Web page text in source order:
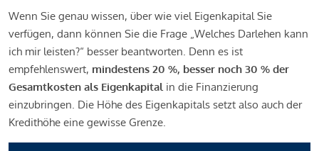
Wenn Sie genau wissen, über wie viel Eigenkapital Sie
verfügen, dann können Sie die Frage „Welches Darlehen kann
ich mir leisten?“ besser beantworten. Denn es ist
empfehlenswert, mindestens 20 %, besser noch 30 % der
Gesamtkosten als Eigenkapital in die Finanzierung
einzubringen. Die Höhe des Eigenkapitals setzt also auch der
Kredithöhe eine gewisse Grenze.